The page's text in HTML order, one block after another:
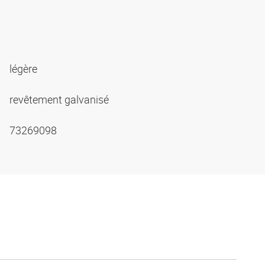
légère
revêtement galvanisé
73269098